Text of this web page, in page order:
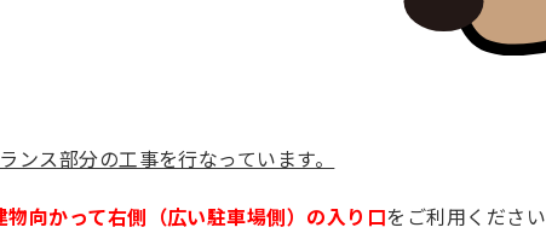
ンス部分の工事を行なっています。
物向かって右側（広い駐車場側）の入り口をご利用くださ